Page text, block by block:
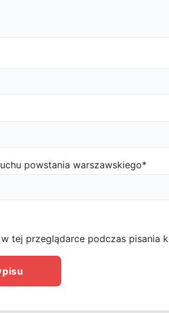
powstania warszawskiego*
tej przeglądarce podczas pisania